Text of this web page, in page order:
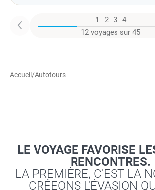
1 2 3 4
12 voyages sur 45
Accueil/Autotours
LE VOYAGE FAVORISE
RENCONTRES.
LA PREMIÈRE, C'EST LA
CRÉEONS L'ÉVASION